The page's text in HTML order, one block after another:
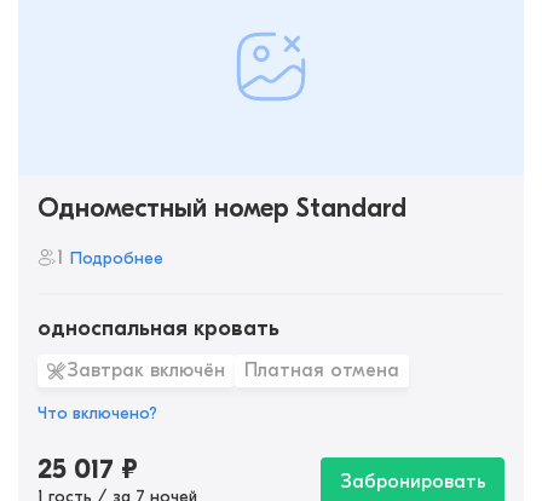
Одноместный номер Standard
1 Подробнее
односпальная кровать
Завтрак включён Платная отмена
Что включено?
25 017 ₽ Забронировать